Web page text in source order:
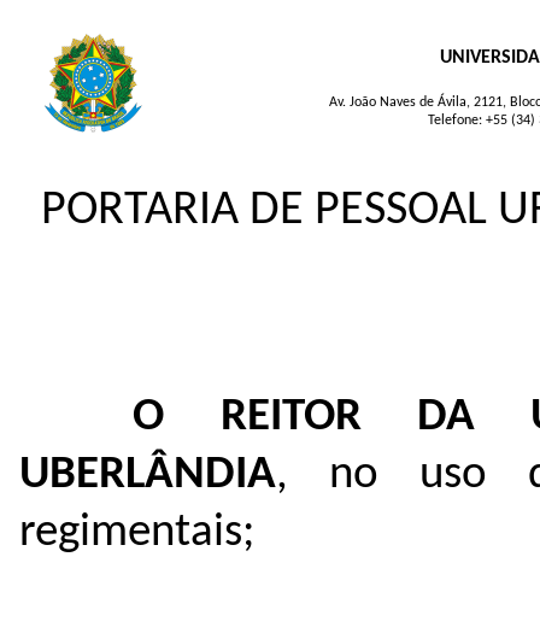
Av. João Naves de Ávila, 2121,
Telefone: +55
PORTARIA DE PESSOAL
O REITOR DA
UBERLÂNDIA, no uso
regimentais;